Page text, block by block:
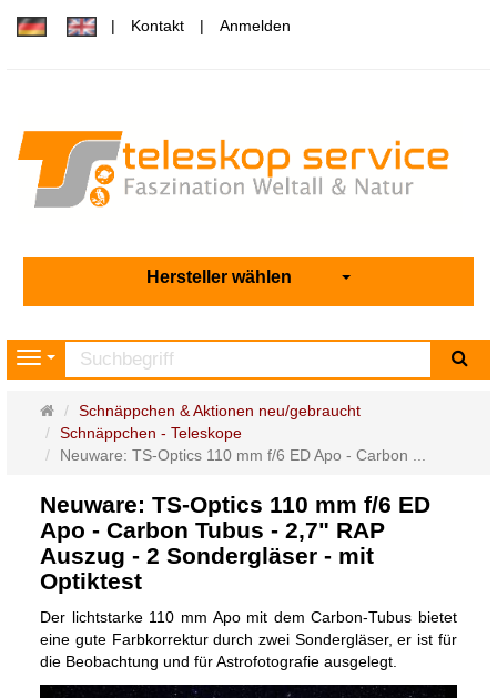
Kontakt Anmelden
Hersteller wählen
Navigation
Startseite
Schnäppchen & Aktionen neu/gebraucht
Schnäppchen - Teleskope
Neuware: TS-Optics 110 mm f/6 ED Apo - Carbon ...
Neuware: TS-Optics 110 mm f/6 ED
Apo - Carbon Tubus - 2,7" RAP
Auszug - 2 Sondergläser - mit
Optiktest
Der lichtstarke 110 mm Apo mit dem Carbon-Tubus bietet
eine gute Farbkorrektur durch zwei Sondergläser, er ist für
die Beobachtung und für Astrofotografie ausgelegt.